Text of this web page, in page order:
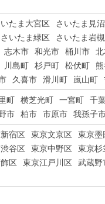
いたま大宮区 さいたま見
さいたま緑区 さいたま岩
志木市 和光市 桶川市
川島町 杉戸町 松伏町
久喜市 滑川町 嵐山町
町 横芝光町 一宮町 千
市 柏市 市原市 我孫子
宿区 東京文京区 東京墨
谷区 東京中野区 東京杉
区 東京江戸川区 武蔵野